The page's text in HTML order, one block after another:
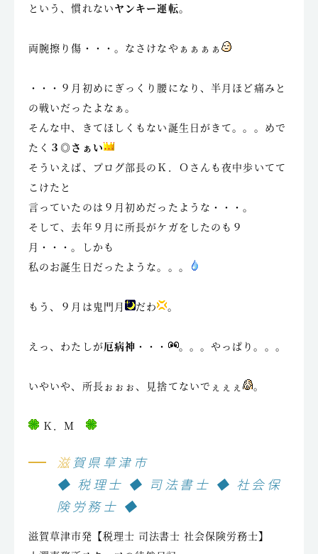
という、慣れないヤンキー運転。
両腕擦り傷・・・。なさけなやぁぁぁぁ
・・・９月初めにぎっくり腰になり、半月ほど痛みと
の戦いだったよなぁ。
そんな中、きてほしくもない誕生日がきて。。。めで
たく ３◎さぁい
そういえば、プログ部長のＫ．Ｏさんも夜中歩いてて
こけたと
言っていたのは９月初めだったような・・・。
そして、去年９月に所長がケガをしたのも９
月・・・。しかも
私のお誕生日だったような。。。
もう、９月は鬼門月 だわ 。
えっ、わたしが厄病神 ・・・ 。。。やっぱり。。。
いやいや、所長ぉぉぉ、見捨てないでぇぇぇ 。
Ｋ．Ｍ
滋賀県草津市
◆ 税理士 ◆ 司法書士 ◆ 社会保
険労務士 ◆
滋賀草津市発【税理士 司法書士 社会保険労務士】